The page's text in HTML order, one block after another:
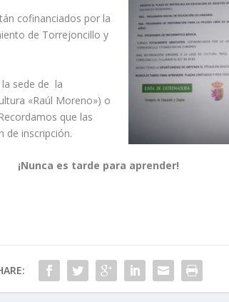
cofinanciados por la
de Torrejoncillo y
sede de la
«Raúl Moreno») o
que las
de inscripción.
¡Nunca es tarde para aprender!